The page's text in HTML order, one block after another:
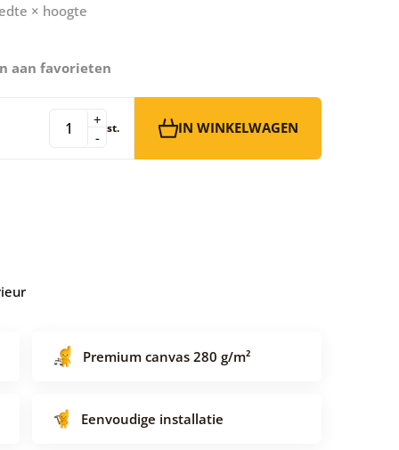
× hoogte
aan favorieten
-
+ st. IN WINKELWAGEN
Premium canvas 280 g/m²
Eenvoudige installatie